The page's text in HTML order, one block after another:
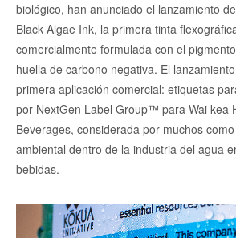
biológico, han anunciado el lanzamiento
Black Algae Ink, la primera tinta
comercialmente formulada con el
huella de carbono negativa. El
primera aplicación comercial: etiquetas
por NextGen Label Group™ para Wai kea
Beverages, considerada por muchos
ambiental dentro de la industria del agua
bebidas.